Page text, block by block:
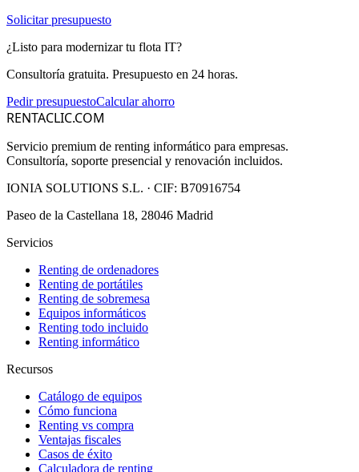
Solicitar presupuesto
¿Listo para modernizar tu flota IT?
Consultoría gratuita. Presupuesto en 24 horas.
Pedir presupuestoCalcular ahorro
RENTACLIC.COM
Servicio premium de renting informático para empresas.
Consultoría, soporte presencial y renovación incluidos.
IONIA SOLUTIONS S.L. · CIF: B70916754
Paseo de la Castellana 18, 28046 Madrid
Servicios
Renting de ordenadores
Renting de portátiles
Renting de sobremesa
Equipos informáticos
Renting todo incluido
Renting informático
Recursos
Catálogo de equipos
Cómo funciona
Renting vs compra
Ventajas fiscales
Casos de éxito
Calculadora de renting